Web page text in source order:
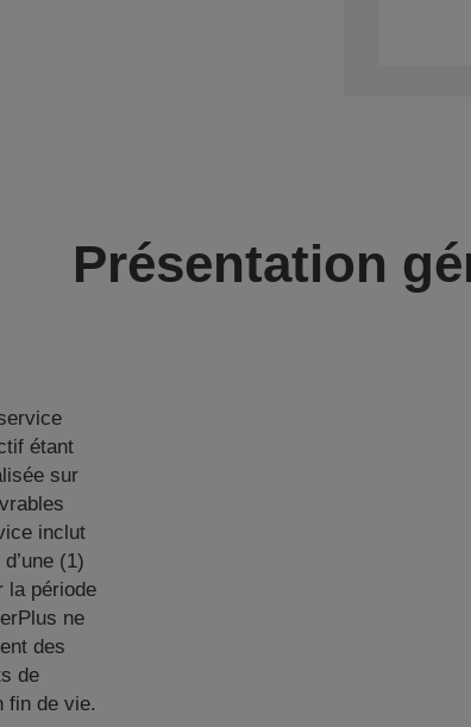
Présentation
étant
sur
inclut
(1)
la période
ne
des
de
fin de vie.